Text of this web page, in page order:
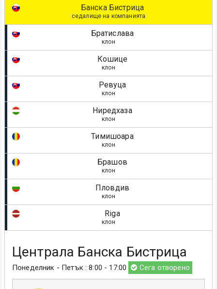
Банска Бистрица
седалище на компанията
Братислава
клон
Кошице
клон
Ревуца
клон
Ниредхаза
клон
Тимишоара
клон
Брашов
клон
Пловдив
клон
Riga
клон
Централа Банска Бистрица
Понеделник - Петък : 8:00 - 17:00 Сега отворено